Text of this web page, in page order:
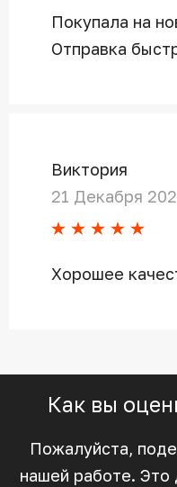
Покупала на
Отправка
Виктория
21 Декабря
Хорошее
Как вы
Пожалуйста,
нашей работе. Это